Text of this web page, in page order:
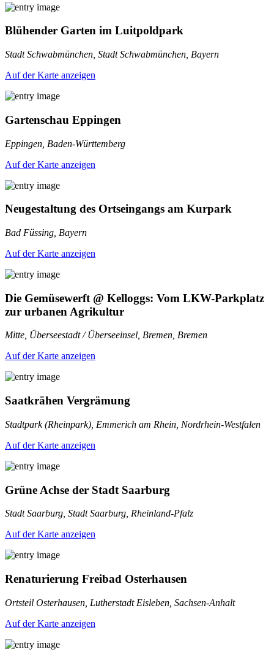
Blühender Garten im Luitpoldpark
Stadt Schwabmünchen, Stadt Schwabmünchen, Bayern
Auf der Karte anzeigen
Gartenschau Eppingen
Eppingen, Baden-Württemberg
Auf der Karte anzeigen
Neugestaltung des Ortseingangs am Kurpark
Bad Füssing, Bayern
Auf der Karte anzeigen
Die Gemüsewerft @ Kelloggs: Vom LKW-Parkplatz
zur urbanen Agrikultur
Mitte, Überseestadt / Überseeinsel, Bremen, Bremen
Auf der Karte anzeigen
Saatkrähen Vergrämung
Stadtpark (Rheinpark), Emmerich am Rhein, Nordrhein-Westfalen
Auf der Karte anzeigen
Grüne Achse der Stadt Saarburg
Stadt Saarburg, Stadt Saarburg, Rheinland-Pfalz
Auf der Karte anzeigen
Renaturierung Freibad Osterhausen
Ortsteil Osterhausen, Lutherstadt Eisleben, Sachsen-Anhalt
Auf der Karte anzeigen